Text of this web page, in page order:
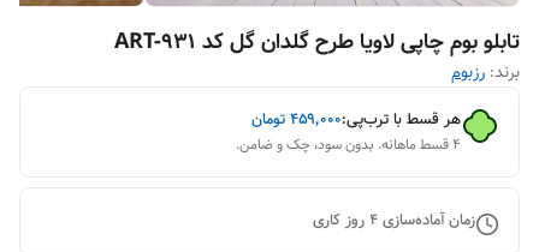
تابلو بوم چاپی لاویا طرح گلدان گل کد ART-931
برند: رزبوم
هر قسط با ترب‌پی:۴۵۹٬۰۰۰تومان
۴ قسط ماهانه. بدون سود، چک و ضامن.
زمان آماده‌سازی4روز کاری